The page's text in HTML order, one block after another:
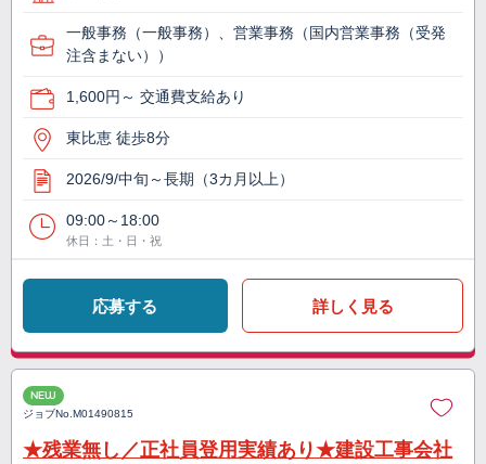
一般事務（一般事務）、営業事務（国内営業事務（受発
注含まない））
1,600円～ 交通費支給あり
東比恵 徒歩8分
2026/9/中旬～長期（3カ月以上）
09:00～18:00
休日：土・日・祝
応募する 詳しく見る
NEW
ジョブNo.M01490815
★残業無し／正社員登用実績あり★建設工事会社